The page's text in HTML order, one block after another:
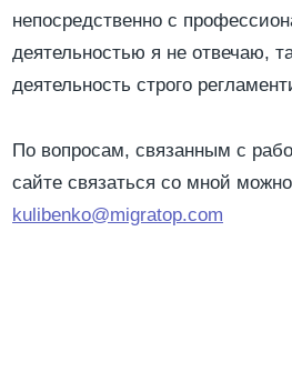
непосредственно с
деятельностью я не отвечаю,
деятельность строго
По вопросам, связанным с
сайте связаться со мной
kulibenko@migratop.com